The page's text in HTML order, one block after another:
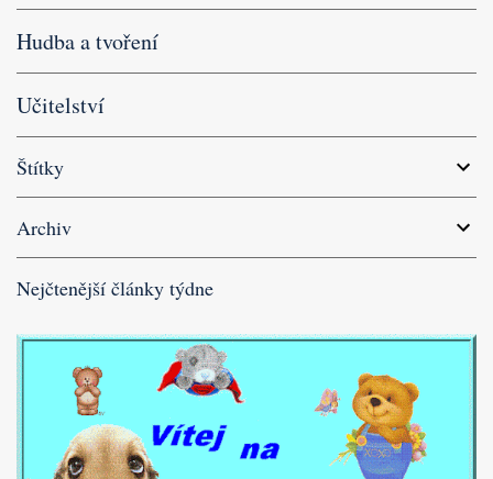
Hudba a tvoření
Učitelství
Štítky
Archiv
Nejčtenější články týdne